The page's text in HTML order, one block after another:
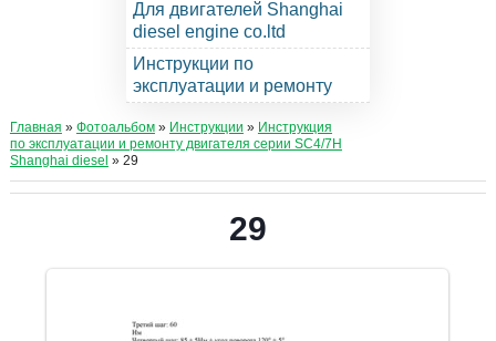
Для двигателей Shanghai
diesel engine co.ltd
Инструкции по
эксплуатации и ремонту
Главная » Фотоальбом» Инструкции » Инструкция
по эксплуатации и ремонту двигателя серии SC4/7H
Shanghai diesel » 29
29